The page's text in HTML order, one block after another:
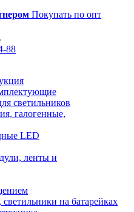
Покупать по опт
88
светильников
галогенные,
LED
ленты и
на батарейках